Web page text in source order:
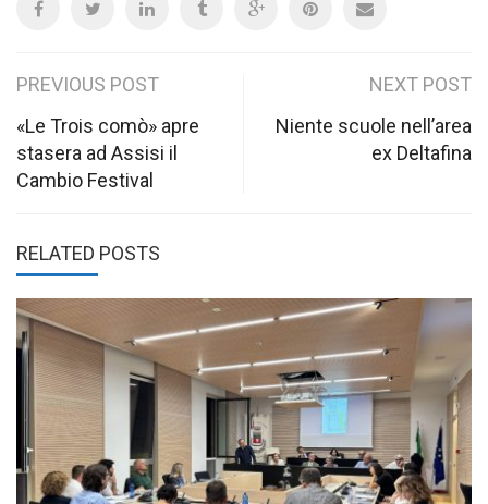
Post
navigation
PREVIOUS POST
«Le Trois comò» apre
stasera ad Assisi il
Cambio Festival
NEXT POST
Niente scuole nell’area
ex Deltafina
RELATED POSTS